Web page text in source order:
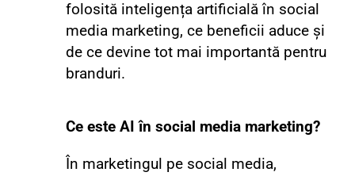
folosită inteligența artificială în social
media marketing, ce beneficii aduce și
de ce devine tot mai importantă pentru
branduri.
Ce este AI în social media marketing?
În marketingul pe social media,